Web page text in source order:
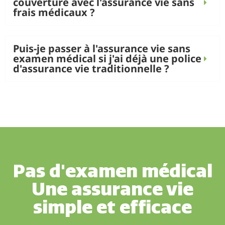
frais médicaux ?
Puis-je passer à l'assurance vie sans
examen médical si j'ai déjà une police
d'assurance vie traditionnelle ?
Pas d'examen médical
Une assurance vie
simple et efficace